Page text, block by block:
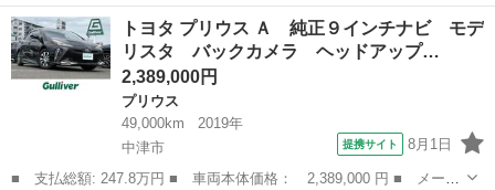
名： トヨタ ■ 車種名： ノア ■ グレード名： Ｘ スペシャル
エディション ＡＢＳ エアコン ＤＶＤ再生 ＡＵＸ ３列シー
ト ナビ Ｅ...
福岡 遠賀郡 ノア
トヨタ プリウス Ａ 純正９インチナビ モデ
リスタ バックカメラ ヘッドアップ…
2,389,000円
プリウス
49,000km
2019年
中津市
提携サイト 8月1日
■ 支払総額: 247.8万円 ■ 車両本体価格： 2,389,000 円 ■ メーカ